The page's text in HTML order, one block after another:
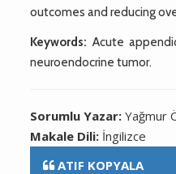
outcomes and reducing
Keywords: Acute
neuroendocrine tumor.
Sorumlu Yazar:Yağmur
Makale Dili: İngilizce
ATIF KOPYALA